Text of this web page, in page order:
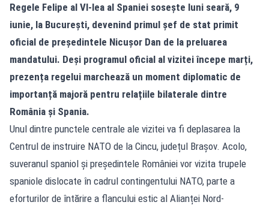
Regele Felipe al VI-lea al Spaniei sosește luni seară, 9
iunie, la București, devenind primul șef de stat primit
oficial de președintele Nicușor Dan de la preluarea
mandatului. Deși programul oficial al vizitei începe marți,
prezența regelui marchează un moment diplomatic de
importanță majoră pentru relațiile bilaterale dintre
România și Spania.
Unul dintre punctele centrale ale vizitei va fi deplasarea la
Centrul de instruire NATO de la Cincu, județul Brașov. Acolo,
suveranul spaniol și președintele României vor vizita trupele
spaniole dislocate în cadrul contingentului NATO, parte a
eforturilor de întărire a flancului estic al Alianței Nord-